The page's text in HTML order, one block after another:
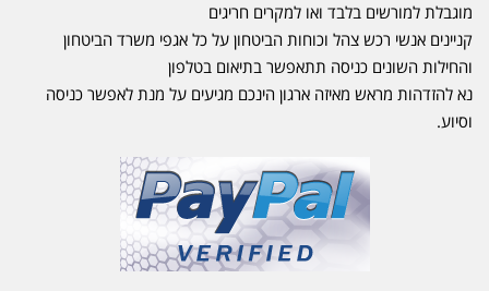
מוגבלת למורשים בלבד ואו למקרים חריגים
קניינים אנשי רכש צהל וכוחות הביטחון על כל אגפי משרד הביטחון
והחילות השונים כניסה תתאפשר בתיאום בטלפון
נא להזדהות מראש מאיזה ארגון הינכם מגיעים על מנת לאפשר כניסה
וסיוע.